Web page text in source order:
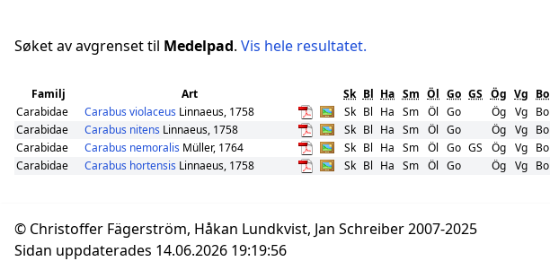
Søket av avgrenset til Medelpad. Vis hele resultatet.
Familj Art Sk Bl Ha Sm Öl Go GS Ög Vg Bo
Carabidae
Carabus violaceus Linnaeus, 1758 Sk Bl Ha Sm Öl Go Ög Vg Bo
Carabidae
Carabus nitens Linnaeus, 1758 Sk Bl Ha Sm Öl Go Ög Vg Bo
Carabidae
Carabus nemoralis Müller, 1764 Sk Bl Ha Sm Öl Go GS Ög Vg Bo
Carabidae
Carabus hortensis Linnaeus, 1758 Sk Bl Ha Sm Öl Go Ög Vg Bo
© Christoffer Fägerström, Håkan Lundkvist, Jan Schreiber 2007-2025
Sidan uppdaterades 14.06.2026 19:19:56